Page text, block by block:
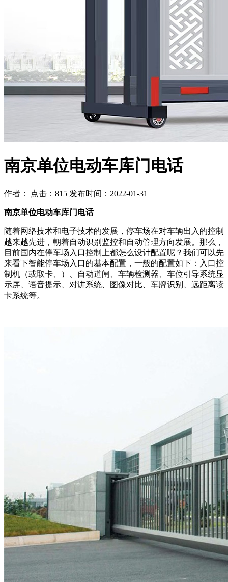
南京单位电动车库门电话
作者： 点击：815 发布时间：2022-01-31
南京单位电动车库门电话
随着网络技术和电子技术的发展，停车场在对车辆出入的控制
越来越先进，朝着自动识别监控和自动管理方向发展。那么，
目前国内在停车场入口控制上都怎么设计配置呢？我们可以先
来看下智能停车场入口的基本配置，一般的配置如下：入口控
制机（或取卡、）、自动道闸、车辆检测器、车位引导系统显
示屏、语音提示、对讲系统、图像对比、车牌识别、远距离读
卡系统等。